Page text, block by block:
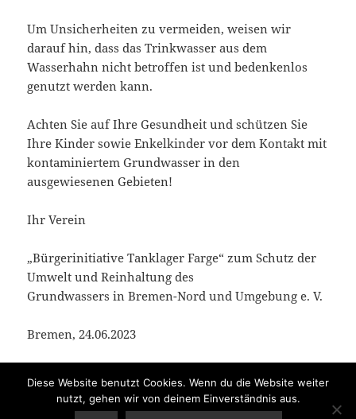
Um Unsicherheiten zu vermeiden, weisen wir
darauf hin, dass das Trinkwasser aus dem
Wasserhahn nicht betroffen ist und bedenkenlos
genutzt werden kann.
Achten Sie auf Ihre Gesundheit und schützen Sie
Ihre Kinder sowie Enkelkinder vor dem Kontakt mit
kontaminiertem Grundwasser in den
ausgewiesenen Gebieten!
Ihr Verein
„Bürgerinitiative Tanklager Farge“ zum Schutz der
Umwelt und Reinhaltung des
Grundwassers in Bremen-Nord und Umgebung e. V.
Bremen, 24.06.2023
Veröffentlicht
24. Juni 2024
Diese Website benutzt Cookies. Wenn du die Website weiter
nutzt, gehen wir von deinem Einverständnis aus.